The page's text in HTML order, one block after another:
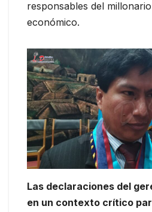
responsables del
económico.
Las declaraciones del
en un contexto crítico